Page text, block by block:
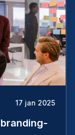
17 jan 2025